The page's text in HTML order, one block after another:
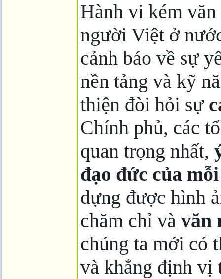
Hành vi kém
người Việt ở
cảnh báo về sự
nền tảng và kỹ
thiện đòi hỏi sự
Chính phủ, các
quan trọng nhất,
đạo đức của
dựng được hình
chăm chỉ và văn
chúng ta mới có
và khẳng định vị